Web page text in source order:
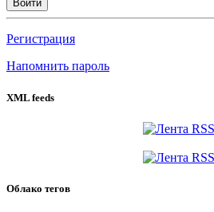
Войти
Регистрация
Напомнить пароль
XML feeds
Облако тегов